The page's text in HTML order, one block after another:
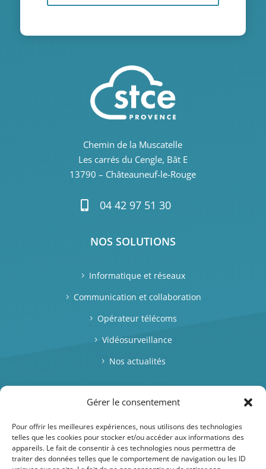
Gérer le consentement
Pour offrir les meilleures expériences, nous utilisons des technologies
telles que les cookies pour stocker et/ou accéder aux informations des
appareils. Le fait de consentir à ces technologies nous permettra de
traiter des données telles que le comportement de navigation ou les ID
Chemin de la Muscatelle
Les carrés du Cengle, Bât E
13790 – Châteauneuf-le-Rouge
 04 42 97 51 30
NOS SOLUTIONS
Informatique et réseaux
Communication et collaboration
Opérateur télécoms
Vidéosurveillance
Nos actualités
RESTONS EN CONTACT